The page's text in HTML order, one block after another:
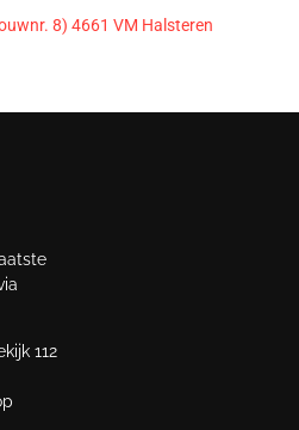
8) 4661 VM Halsteren
112